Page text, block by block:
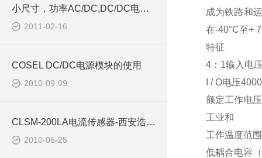
小尺寸，功率AC/DC,DC/DC电源模块西安浩南电子
2011-02-16
COSEL DC/DC电源模块的使用
2010-09-09
CLSM-200LA电流传感器-西安浩南电子科技商
2010-06-25
成为铁路和
在-40°C至+
特征
4：1输入电
I / O电压
额定工作电
工业和
工作温度范
低耦合电容